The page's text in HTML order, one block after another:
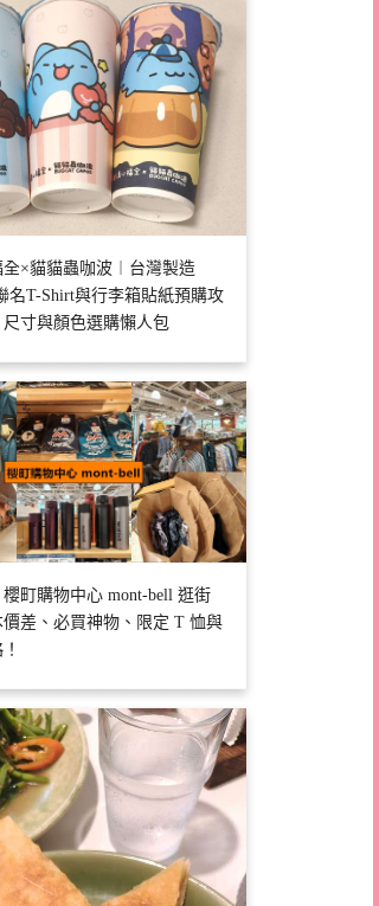
全×貓貓蟲咖波︱台灣製造
名T-Shirt與行李箱貼紙預購攻
寸與顏色選購懶人包
町購物中心 mont-bell 逛街
差、必買神物、限定 T 恤與